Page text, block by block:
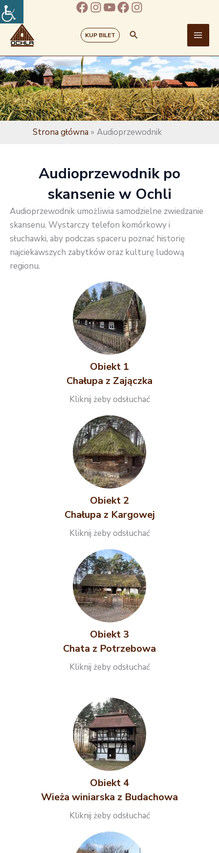
Przejdź
do
treści
Facebook
Instagram
YouTube
Facebook
Instagram
KUP BILET Szukaj
Strona główna Audioprzewodnik
Audioprzewodnik po
skansenie w Ochli
Audioprzewodnik umożliwia samodzielne zwiedzanie
skansenu. Wystarczy telefon komórkowy i
słuchawki, aby podczas spaceru poznać historię
najciekawszych zabytków oraz kulturę ludową
regionu.
Obiekt 1
Chałupa z Zajączka
Kliknij żeby odsłuchać
Obiekt 2
Chałupa z Kargowej
Kliknij żeby odsłuchać
Obiekt 3
Chata z Potrzebowa
Kliknij żeby odsłuchać
Obiekt 4
Wieża winiarska z Budachowa
Kliknij żeby odsłuchać